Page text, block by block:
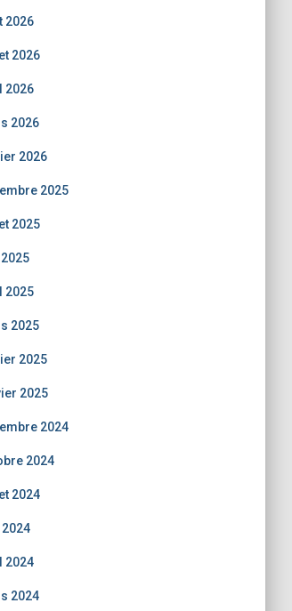
2026
2026
2026
2026
2026
2025
2025
2025
2025
2025
2025
2024
2024
2024
2024
2024